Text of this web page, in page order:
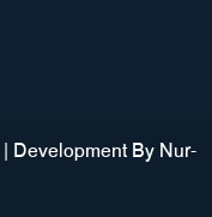
| Development By Nur-